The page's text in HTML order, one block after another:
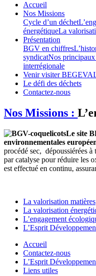
Accueil
Nos Missions
Cycle d’un déchet
énergétiqueLa
Présentation
BGV en chiffres
syndicatNos principaux
interrégionale
Venir visiter
Le défi des déchets
Contactez-nous
Nos Missions :
Le site
environnementales
procédé sec, dépoussiérées
par catalyse pour réduire les
est effectué en continu,
La valorisation matières
La valorisation
L’engagement
L’Esprit
Accueil
Contactez-nous
L’Esprit
Liens utiles